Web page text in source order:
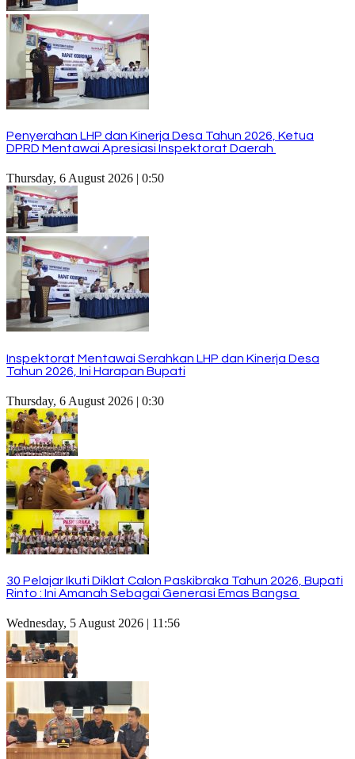
Penyerahan LHP dan Kinerja Desa Tahun 2026, Ketua
DPRD Mentawai Apresiasi Inspektorat Daerah
Thursday, 6 August 2026 | 0:50
Inspektorat Mentawai Serahkan LHP dan Kinerja Desa
Tahun 2026, Ini Harapan Bupati
Thursday, 6 August 2026 | 0:30
30 Pelajar Ikuti Diklat Calon Paskibraka Tahun 2026, Bupati
Rinto : Ini Amanah Sebagai Generasi Emas Bangsa
Wednesday, 5 August 2026 | 11:56